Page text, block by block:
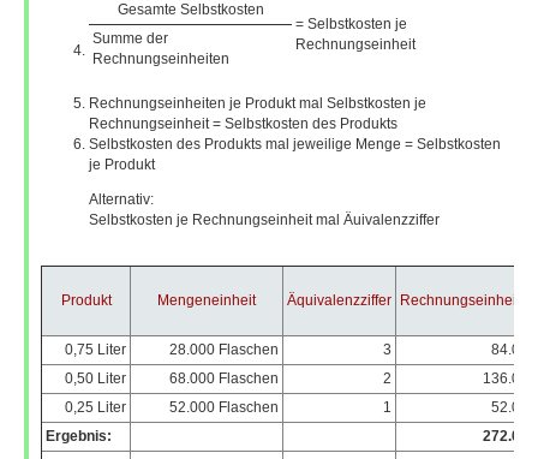
Gesamte Selbstkosten
= Selbstkosten je
Rechnungseinheit
Summe der
Rechnungseinheiten
Rechnungseinheiten je Produkt mal Selbstkosten je
Rechnungseinheit = Selbstkosten des Produkts
Selbstkosten des Produkts mal jeweilige Menge = Selbstkosten
je Produkt
Alternativ:
Selbstkosten je Rechnungseinheit mal Äuivalenzziffer
Produkt Mengeneinheit Äquivalenzziffer Rechnungseinheiten
0,75 Liter 28.000 Flaschen 3
84.000
0,50 Liter
68.000 Flaschen 2
136.000
0,25 Liter
52.000 Flaschen 1
52.000
Ergebnis:
272.000